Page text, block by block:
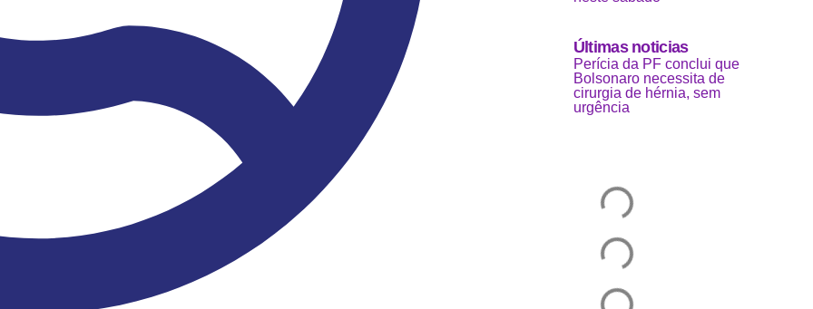
Últimas noticias
Perícia da PF conclui que
Bolsonaro necessita de
cirurgia de hérnia, sem
urgência